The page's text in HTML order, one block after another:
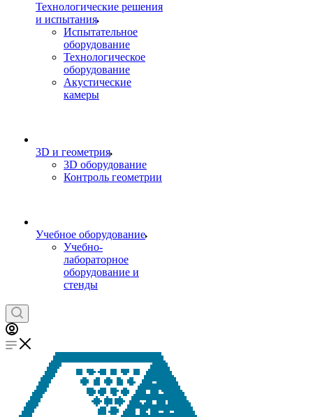
Технологические решения
и испытания
Испытательное
оборудование
Технологическое
оборудование
Акустические
камеры
3D и геометрия
3D оборудование
Контроль геометрии
Учебное оборудование
Учебно-
лабораторное
оборудование и
стенды